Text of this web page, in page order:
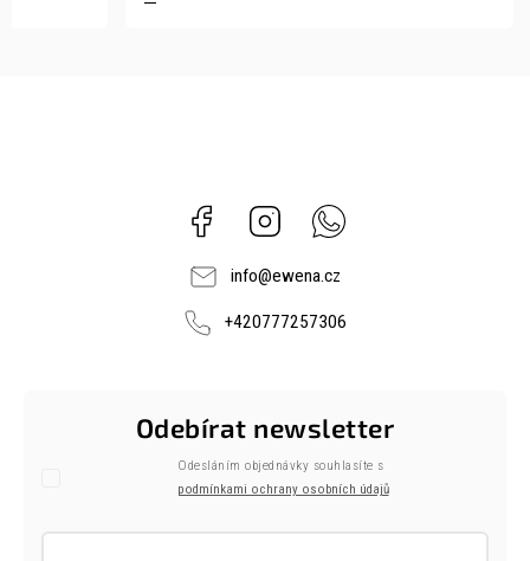
Facebook Instagram
info@ewena.cz
+420777257306
Odebírat newsletter
Odesláním objednávky souhlasíte s
podmínkami ochrany osobních údajů